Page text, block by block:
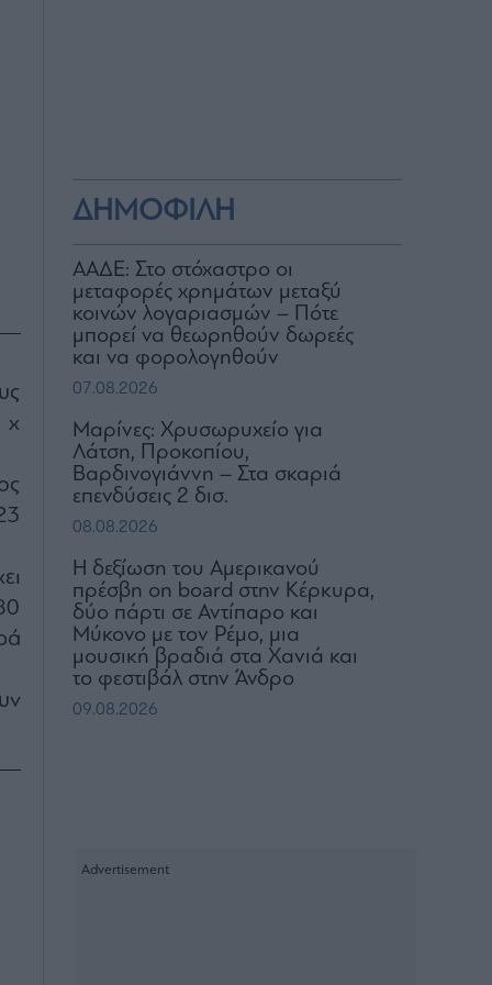
x
ΔΗΜΟΦΙΛΗ
ΑΑΔΕ: Στο στόχαστρο οι
μεταφορές χρημάτων μεταξύ
κοινών λογαριασμών – Πότε
μπορεί να θεωρηθούν δωρεές
και να φορολογηθούν
07.08.2026
Μαρίνες: Χρυσωρυχείο για
Λάτση, Προκοπίου,
Βαρδινογιάννη – Στα σκαριά
επενδύσεις 2 δισ.
08.08.2026
H δεξίωση του Αμερικανού
πρέσβη on board στην Κέρκυρα,
δύο πάρτι σε Αντίπαρο και
Μύκονο με τον Ρέμο, μια
μουσική βραδιά στα Χανιά και
το φεστιβάλ στην Άνδρο
09.08.2026